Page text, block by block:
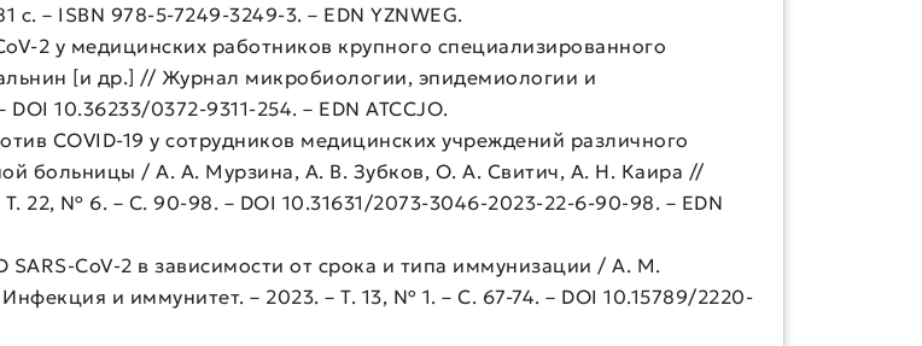
– ISBN 978-5-7249-3249-3. – EDN YZNWEG.
2 у медицинских работников крупного специализированного
[и др.] // Журнал микробиологии, эпидемиологии и
10.36233/0372-9311-254. – EDN ATCCJO.
COVID-19 у сотрудников медицинских учреждений различного
больницы / А. А. Мурзина, А. В. Зубков, О. А. Свитич, А. Н. Каира //
22, № 6. – С. 90-98. – DOI 10.31631/2073-3046-2023-22-6-90-98. – EDN
CoV-2 в зависимости от срока и типа иммунизации / А. М.
и иммунитет. – 2023. – Т. 13, № 1. – С. 67-74. – DOI 10.15789/2220-